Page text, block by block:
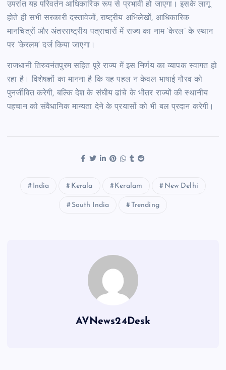
उपरांत यह परिवर्तन आधिकारिक रूप से प्रभावी हो जाएगा। इसके लागू
होते ही सभी सरकारी दस्तावेजों, राष्ट्रीय अभिलेखों, आधिकारिक
मानचित्रों और अंतरराष्ट्रीय पत्राचारों में राज्य का नाम ‘केरल’ के स्थान
पर ‘केरलम’ दर्ज किया जाएगा।
राजधानी तिरुवनंतपुरम सहित पूरे राज्य में इस निर्णय का व्यापक स्वागत हो
रहा है। विशेषज्ञों का मानना है कि यह पहल न केवल भाषाई गौरव को
पुनर्जीवित करेगी, बल्कि देश के संघीय ढांचे के भीतर राज्यों की स्थानीय
पहचान को संवैधानिक मान्यता देने के प्रयासों को भी बल प्रदान करेगी।
India Kerala Keralam New Delhi
South India Trending
AVNews24Desk